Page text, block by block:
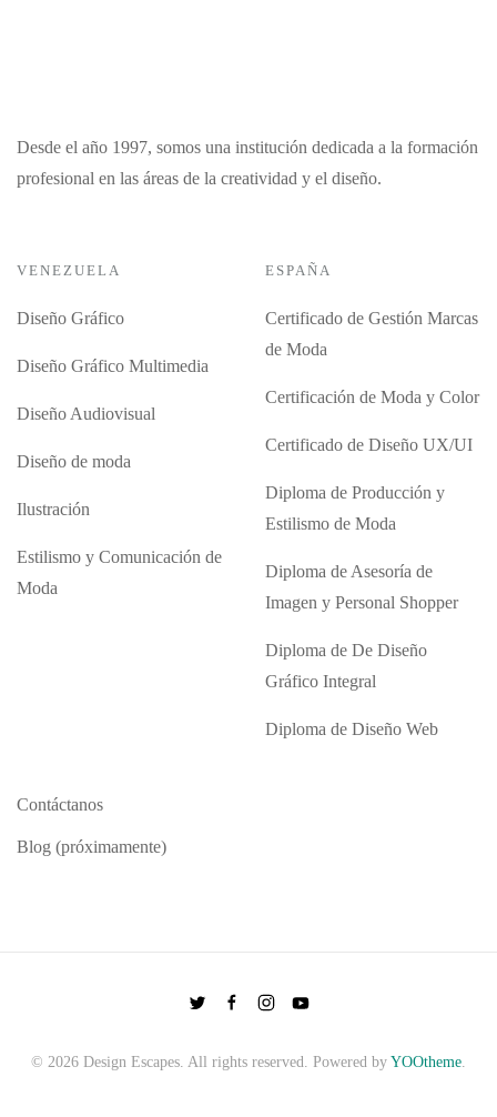
Desde el año 1997, somos una institución dedicada a la formación
profesional en las áreas de la creatividad y el diseño.
VENEZUELA
Diseño Gráfico
Diseño Gráfico Multimedia
Diseño Audiovisual
Diseño de moda
Ilustración
Estilismo y Comunicación de
Moda
ESPAÑA
Certificado de Gestión Marcas
de Moda
Certificación de Moda y Color
Certificado de Diseño UX/UI
Diploma de Producción y
Estilismo de Moda
Diploma de Asesoría de
Imagen y Personal Shopper
Diploma de De Diseño
Gráfico Integral
Diploma de Diseño Web
Contáctanos
Blog (próximamente)
© 2026 Design Escapes. All rights reserved. Powered by YOOtheme.